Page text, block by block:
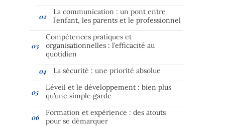
La communication : un pont entre
l’enfant, les parents et le professionnel
Compétences pratiques et
organisationnelles : l’efficacité au
quotidien
La sécurité : une priorité absolue
L’éveil et le développement : bien plus
qu’une simple garde
Formation et expérience : des atouts
pour se démarquer